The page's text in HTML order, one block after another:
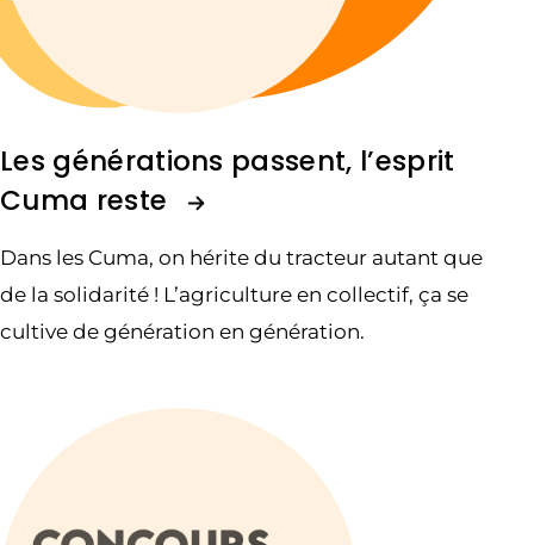
Les générations passent, l’esprit
Cuma reste
Dans les Cuma, on hérite du tracteur autant que
de la solidarité ! L’agriculture en collectif, ça se
cultive de génération en génération.